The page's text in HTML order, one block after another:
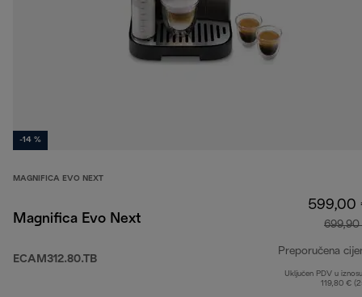
-14 %
MAGNIFICA EVO NEXT
Magnifica Evo Next
ECAM312.80.TB
599,00
Preporučena
Uključen PDV u
119,80 €